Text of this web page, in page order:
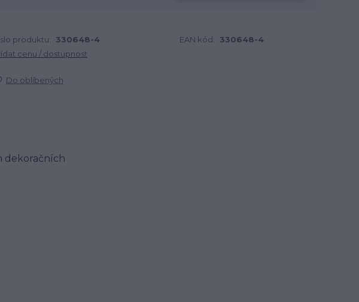
produktu: 330648-4 EAN kód:
330648-4
cenu / dostupnost
Do oblíbených
dekoračních